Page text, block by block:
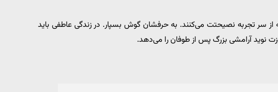
سر تجربه نصیحتت می‌کنند. به حرفشان گوش بسپار. در زندگی عاطفی باید
نوید آرامشی بزرگ پس از طوفان را می‌دهد.